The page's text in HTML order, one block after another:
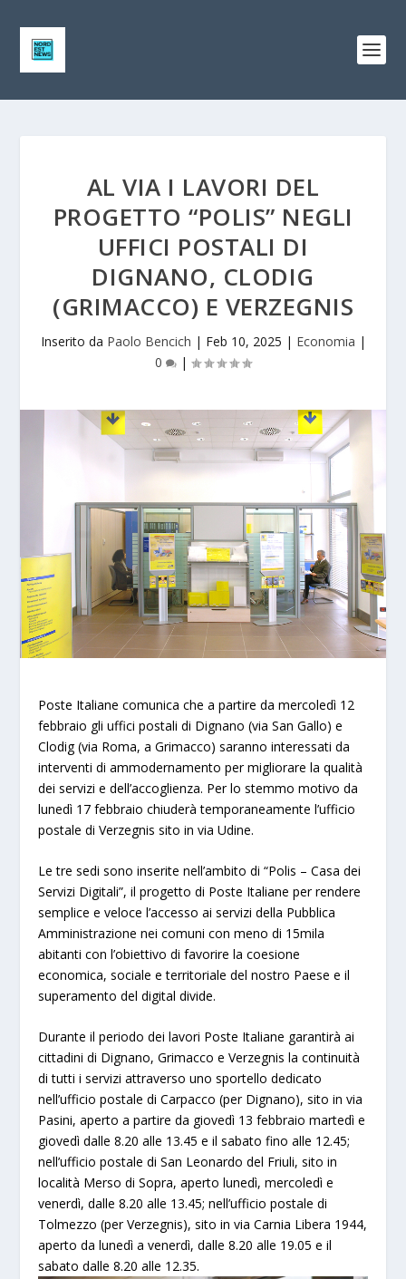
AL VIA I LAVORI DEL
PROGETTO “POLIS” NEGLI
UFFICI POSTALI DI
DIGNANO, CLODIG
(GRIMACCO) E VERZEGNIS
Inserito da Paolo Bencich | Feb 10, 2025 | Economia |
0
|
Poste Italiane comunica che a partire da mercoledì 12
febbraio gli uffici postali di Dignano (via San Gallo) e
Clodig (via Roma, a Grimacco) saranno interessati da
interventi di ammodernamento per migliorare la qualità
dei servizi e dell’accoglienza. Per lo stemmo motivo da
lunedì 17 febbraio chiuderà temporaneamente l’ufficio
postale di Verzegnis sito in via Udine.
Le tre sedi sono inserite nell’ambito di “Polis – Casa dei
Servizi Digitali”, il progetto di Poste Italiane per rendere
semplice e veloce l’accesso ai servizi della Pubblica
Amministrazione nei comuni con meno di 15mila
abitanti con l’obiettivo di favorire la coesione
economica, sociale e territoriale del nostro Paese e il
superamento del digital divide.
Durante il periodo dei lavori Poste Italiane garantirà ai
cittadini di Dignano, Grimacco e Verzegnis la continuità
di tutti i servizi attraverso uno sportello dedicato
nell’ufficio postale di Carpacco (per Dignano), sito in via
Pasini, aperto a partire da giovedì 13 febbraio martedì e
giovedì dalle 8.20 alle 13.45 e il sabato fino alle 12.45;
nell’ufficio postale di San Leonardo del Friuli, sito in
località Merso di Sopra, aperto lunedì, mercoledì e
venerdì, dalle 8.20 alle 13.45; nell’ufficio postale di
Tolmezzo (per Verzegnis), sito in via Carnia Libera 1944,
aperto da lunedì a venerdì, dalle 8.20 alle 19.05 e il
sabato dalle 8.20 alle 12.35.